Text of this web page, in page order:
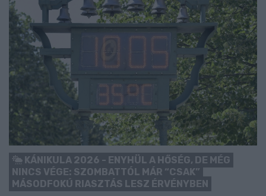
KÁNIKULA 2026 - ENYHÜL A HŐSÉG, DE MÉG
NINCS VÉGE: SZOMBATTÓL MÁR “CSAK”
MÁSODFOKÚ RIASZTÁS LESZ ÉRVÉNYBEN